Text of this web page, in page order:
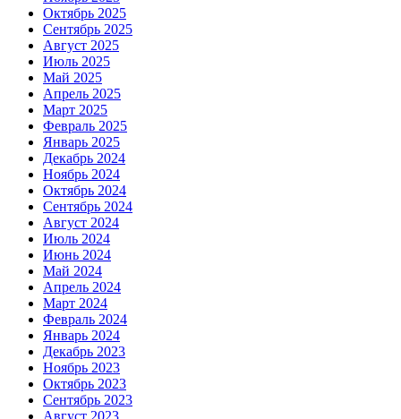
Октябрь 2025
Сентябрь 2025
Август 2025
Июль 2025
Май 2025
Апрель 2025
Март 2025
Февраль 2025
Январь 2025
Декабрь 2024
Ноябрь 2024
Октябрь 2024
Сентябрь 2024
Август 2024
Июль 2024
Июнь 2024
Май 2024
Апрель 2024
Март 2024
Февраль 2024
Январь 2024
Декабрь 2023
Ноябрь 2023
Октябрь 2023
Сентябрь 2023